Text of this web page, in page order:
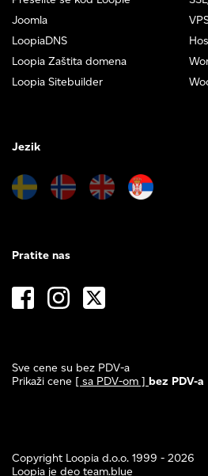
Joomla
LoopiaDNS
Loopia Zaštita domena
Loopia Sitebuilder
Jezik
Sve cene su bez PDV-a
Prikaži cene [ sa PDV-om ] bez PDV-a
Pratite nas
Copyright Loopia d.o.o. 1999 - 2026
Loopia je deo team.blue